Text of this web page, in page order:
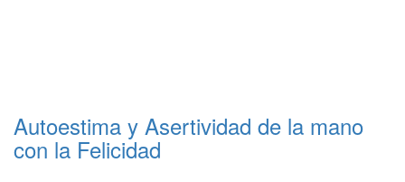
Autoestima y Asertividad de la mano
con la Felicidad